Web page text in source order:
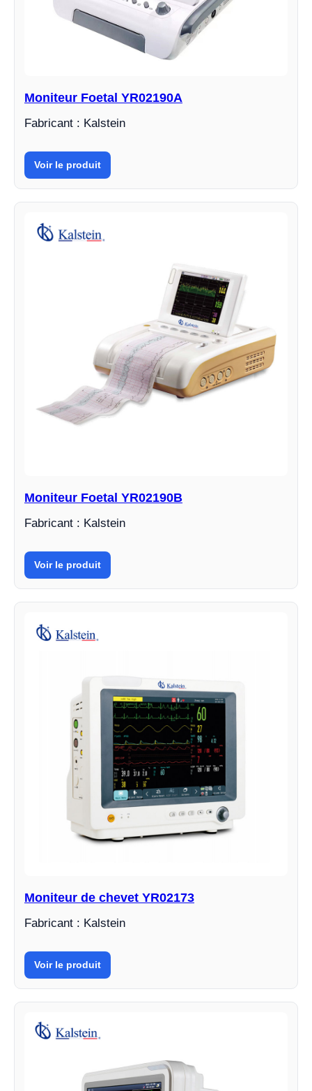
Moniteur Foetal YR02190A
Fabricant : Kalstein
Voir le produit
Moniteur Foetal YR02190B
Fabricant : Kalstein
Voir le produit
Moniteur de chevet YR02173
Fabricant : Kalstein
Voir le produit